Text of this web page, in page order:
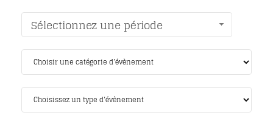
Sélectionnez une période